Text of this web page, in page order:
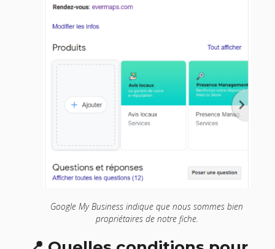
Google My Business indique que nous sommes bien
propriétaires de notre fiche.